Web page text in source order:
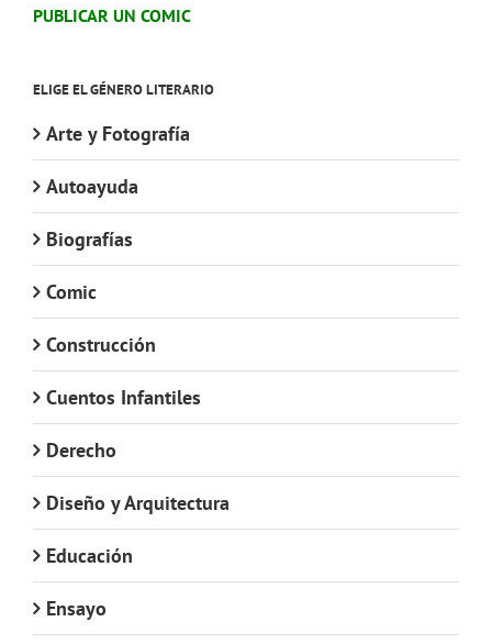
PUBLICAR UN COMIC
ELIGE EL GÉNERO LITERARIO
Arte y Fotografía
Autoayuda
Biografías
Comic
Construcción
Cuentos Infantiles
Derecho
Diseño y Arquitectura
Educación
Ensayo